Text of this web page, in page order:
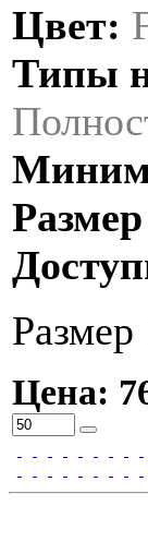
Цвет:
Типы
Цена: